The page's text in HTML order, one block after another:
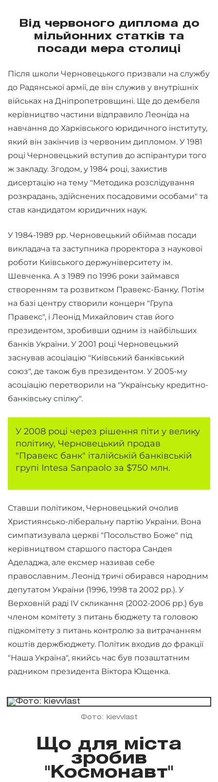
Від червоного диплома до
мільйонних статків та
посади мера столиці
Після школи Черновецького призвали на службу
до Радянської армії, де він служив у внутрішніх
військах на Дніпропетровщині. Ще до дембеля
керівництво частини відправило Леоніда на
навчання до Харківського юридичного інституту,
який він закінчив із червоним дипломом. У 1981
році Черновецький вступив до аспірантури того
ж закладу. Згодом, у 1984 році, захистив
дисертацію на тему "Методика розслідування
розкрадань, здійснених посадовими особами" та
став кандидатом юридичних наук.
У 1984-1989 pp. Черновецький обіймав посади
викладача та заступника проректора з наукової
роботи Київського держуніверситету ім.
Шевченка. А з 1989 по 1996 роки займався
створенням та розвитком Правекс-Банку. Потім
на базі центру створили концерн "Група
Правекс", і Леонід Михайлович став його
президентом, зробивши одним із найбільших
банків України. У 2001 році Черновецький
заснував асоціацію "Київський банківський
союз", де також був президентом. У 2005-му
асоціацію перетворили на "Українську кредитно-
банківську спілку".
У 2008 році через рішення піти у велику
політику, Черновецький продав
"Правекс банк" італійській банківській
групі Intesa Sanpaolo за $750 млн.
Ставши політиком, Черновецький очолив
Християнсько-ліберальну партію України. Вона
симпатизувала церкві "Посольство Боже" під
керівництвом старшого пастора Сандея
Аделаджа, але ексмер називав себе
православним. Леонід тричі обирався народним
депутатом України (1996, 1998 та 2002 рр.). У
Верховній раді IV скликання (2002-2006 рр.) був
членом комітету з питань бюджету та головою
підкомітету з питань контролю за витрачанням
коштів держбюджету. Політик входив до фракції
"Наша Україна", якийсь час був позаштатним
радником президента Віктора Ющенка.
Фото: kievvlast
Що для міста
зробив
"Космонавт"